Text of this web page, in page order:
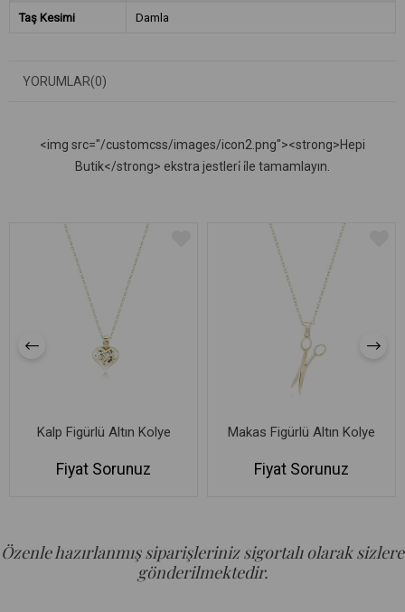
Taş Kesimi Damla
YORUMLAR(0)
<img src="/customcss/images/icon2.png"><strong>Hepi
Butik</strong> ekstra jestleri̇ i̇le tamamlayın.
Kalp Figürlü Altın Kolye
Fiyat Sorunuz
Makas Figürlü Altın Kolye
Fiyat Sorunuz
Özenle hazırlanmış siparişleriniz sigortalı olarak sizlere
gönderilmektedir.